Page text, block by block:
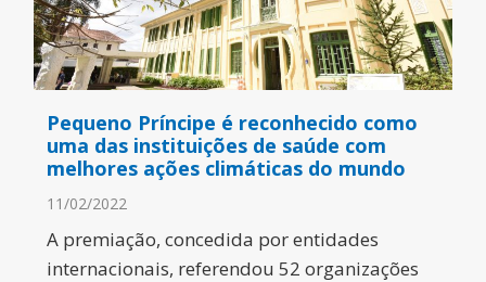
Pequeno Príncipe é reconhecido como
uma das instituições de saúde com
melhores ações climáticas do mundo
11/02/2022
A premiação, concedida por entidades
internacionais, referendou 52 organizações